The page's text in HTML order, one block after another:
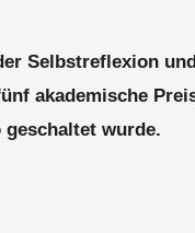
Selbstreflexion
akademische
wurde.